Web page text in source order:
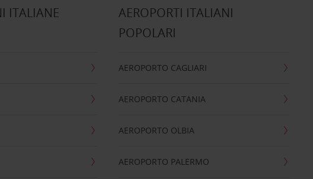
ITALIANE
AEROPORTI ITALIANI
POPOLARI
AEROPORTO CAGLIARI
AEROPORTO CATANIA
AEROPORTO OLBIA
AEROPORTO PALERMO